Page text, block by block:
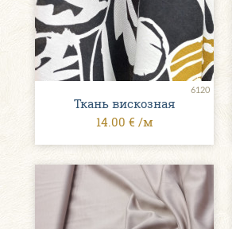
6120
Ткань вискозная
14.00 € /м